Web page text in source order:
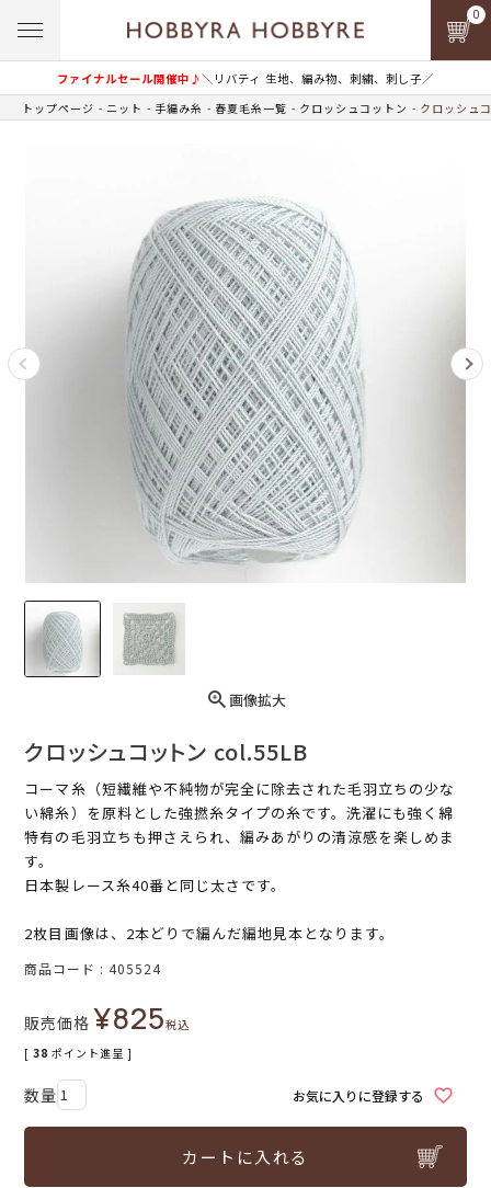
ファイナルセール開催中♪＼リバティ 生地、編み物、刺繍、刺し子／
0
トップページ ニット 手編み糸 春夏毛糸一覧 クロッシュコットン クロッシュ
画像拡大
クロッシュコットン col.55LB
コーマ糸（短繊維や不純物が完全に除去された毛羽立ちの少な
い綿糸）を原料とした強撚糸タイプの糸です。洗濯にも強く綿
特有の毛羽立ちも押さえられ、編みあがりの清涼感を楽しめま
す。
日本製レース糸40番と同じ太さです。
2枚目画像は、2本どりで編んだ編地見本となります。
商品コード 405524
販売価格 ¥825税込
[ 38 ポイント進呈 ]
お気に入りに登録する
カートに入れる